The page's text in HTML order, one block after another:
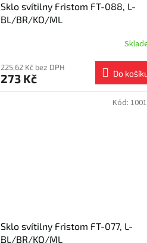
Sklo svítilny Fristom FT-088, L-
BL/BR/KO/ML
225,62 Kč bez DPH
273 Kč Do
Sklo svítilny Fristom FT-077, L-
BL/BR/KO/ML
Kód: